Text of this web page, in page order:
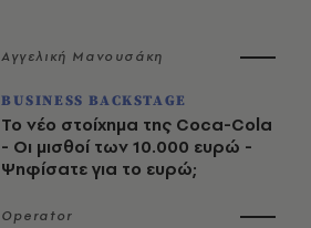
Αγγελική Μανουσάκη
BUSINESS BACKSTAGE
Το νέο στοίχημα της Coca-Cola
- Οι μισθοί των 10.000 ευρώ -
Ψηφίσατε για το ευρώ;
Operator